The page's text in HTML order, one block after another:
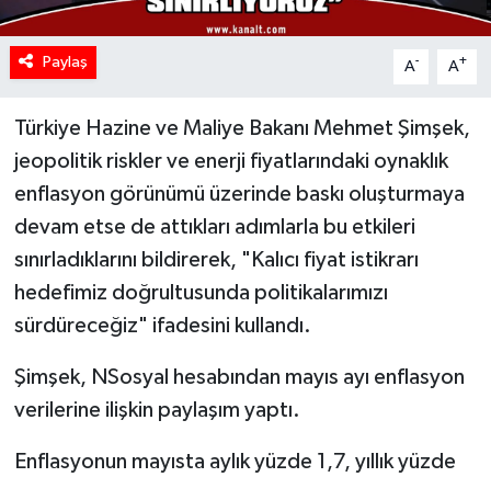
Paylaş A- A+
Türkiye Hazine ve Maliye Bakanı Mehmet Şimşek,
jeopolitik riskler ve enerji fiyatlarındaki oynaklık
enflasyon görünümü üzerinde baskı oluşturmaya
devam etse de attıkları adımlarla bu etkileri
sınırladıklarını bildirerek, "Kalıcı fiyat istikrarı
hedefimiz doğrultusunda politikalarımızı
sürdüreceğiz" ifadesini kullandı.
Şimşek, NSosyal hesabından mayıs ayı enflasyon
verilerine ilişkin paylaşım yaptı.
Enflasyonun mayısta aylık yüzde 1,7, yıllık yüzde